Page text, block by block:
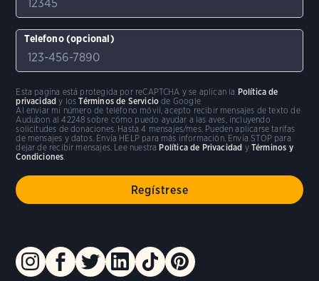
Telefono (opcional)
Al enviar mi número de teléfono móvil, acepto recibir mensajes de texto de
Audubon al 42248 sobre cómo puedo ayudar a las aves, incluyendo
solicitudes de donaciones. Hasta 4 mensajes/mes. Pueden aplicarse tarifas
de mensajes y datos. Envía HELP para más información. Envía STOP para
dejar de recibir mensajes. Lee nuestra Política de Privacidad y Términos y
Condiciones.
Esta pagina está protegida por reCAPTCHA y se aplican la Política de
privacidad y losTérminos de Servicio de Google